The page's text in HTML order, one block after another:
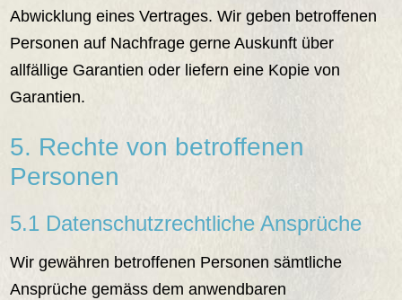
Abwicklung eines Vertrages. Wir geben betroffenen
Personen auf Nachfrage gerne Auskunft über
allfällige Garantien oder liefern eine Kopie von
Garantien.
5. Rechte von betroffenen
Personen
5.1 Datenschutzrechtliche Ansprüche
Wir gewähren betroffenen Personen sämtliche
Ansprüche gemäss dem anwendbaren